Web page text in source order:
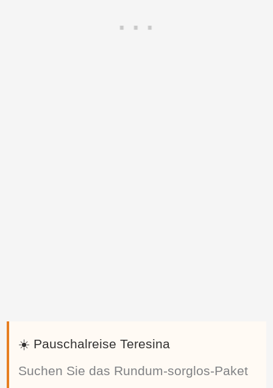
☀️ Pauschalreise Teresina
Suchen Sie das Rundum-sorglos-Paket